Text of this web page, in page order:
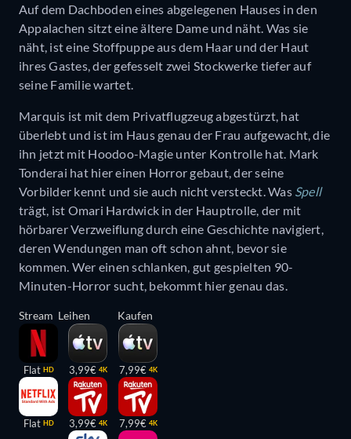
Auf dem Dachboden eines abgelegenen Hauses in den
Appalachen sitzt eine ältere Dame und näht. Was sie
näht, ist eine Stoffpuppe aus dem Haar und der Haut
ihres Gastes, der gefesselt zwei Stockwerke tiefer auf
seine Familie wartet.
Marquis ist mit dem Privatflugzeug abgestürzt, hat
überlebt und ist im Haus genau der Frau aufgewacht, die
ihn jetzt mit Hoodoo-Magie unter Kontrolle hat. Mark
Tonderai hat hier einen Horror gebaut, der seine
Vorbilder kennt und sie auch nicht versteckt. Was Spell
trägt, ist Omari Hardwick in der Hauptrolle, der mit
hörbarer Verzweiflung durch eine Geschichte navigiert,
deren Wendungen man oft schon ahnt, bevor sie
kommen. Wer einen schlanken, gut gespielten 90-
Minuten-Horror sucht, bekommt hier genau das.
Stream
Flat HD
Flat HD
Leihen
3,99€ 4K
3,99€ 4K
Kaufen
7,99€ 4K
7,99€ 4K